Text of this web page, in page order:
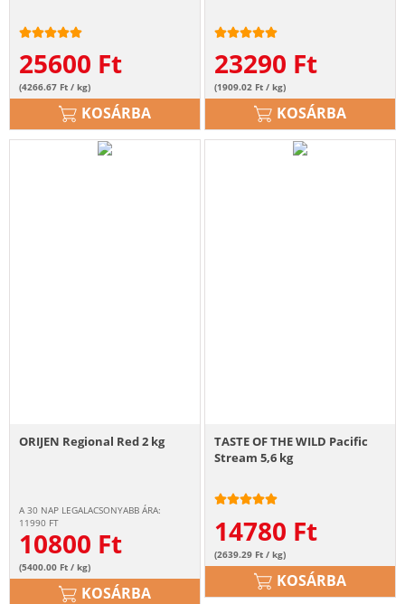
25600 Ft
(4266.67 Ft / kg)
KOSÁRBA
23290 Ft
(1909.02 Ft / kg)
KOSÁRBA
ORIJEN Regional Red 2 kg
A 30 NAP LEGALACSONYABB ÁRA:
11990 FT
10800 Ft
(5400.00 Ft / kg)
KOSÁRBA
TASTE OF THE WILD Pacific
Stream 5,6 kg
14780 Ft
(2639.29 Ft / kg)
KOSÁRBA